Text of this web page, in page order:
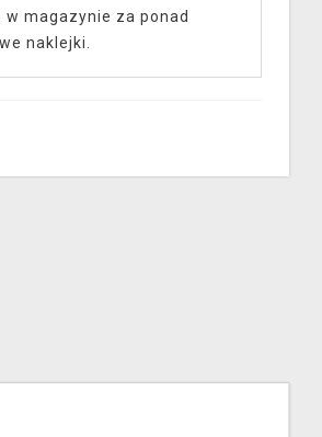
w magazynie za ponad
naklejki.